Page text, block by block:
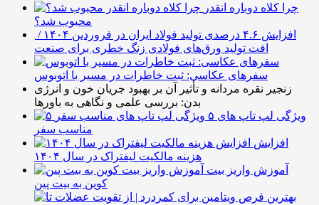
چرا کلاه دوباره انقدر
محبوب شد؟
افزایش ۴.۶ درصدی تولید فولاد ایران در فروردین ۱۴۰۴ /
افت تولید ورق‌های فولادی زنگ خطری برای صنعت
سفرهای عکاسی: ثبت خاطرات در مسیر با اتوبوس
زنجیر نقره مردانه و تأثیر آن بر بهبود جریان خون و انرژی
بدن: بررسی علمی و نگاهی به باورها
۵ ویژگی لپ تاپ های
مناسب سفر
افزایش
هزینه مالکیت لیفتراک در سال ۱۴۰۴
آموزش واریز بیت
کوین به بیت پین